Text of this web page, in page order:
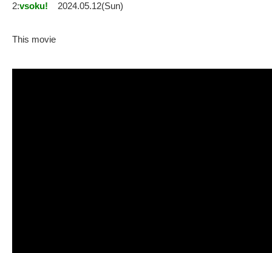
2:vsoku! 2024.05.12(Sun)
This movie